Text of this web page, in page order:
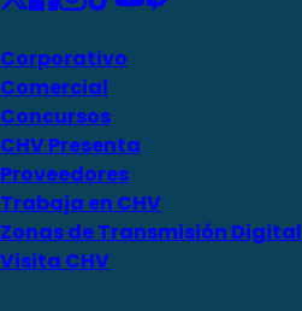
Corporativo
Comercial
Concursos
CHV Presenta
Proveedores
Trabaja en CHV
Zonas de Transmisión Digital
Visita CHV